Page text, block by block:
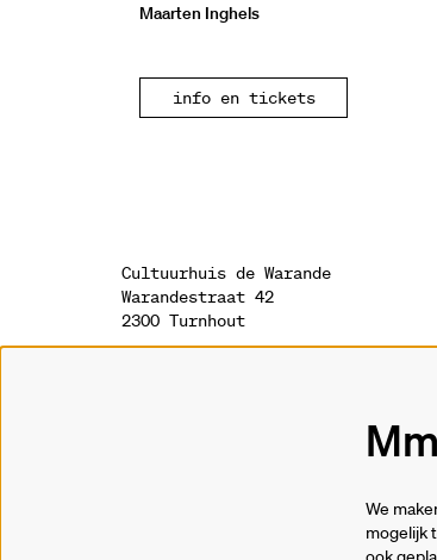
Maarten Inghels
info en tickets
Cultuurhuis de Warande
Warandestraat 42
2300 Turnhout
We
mogelijk